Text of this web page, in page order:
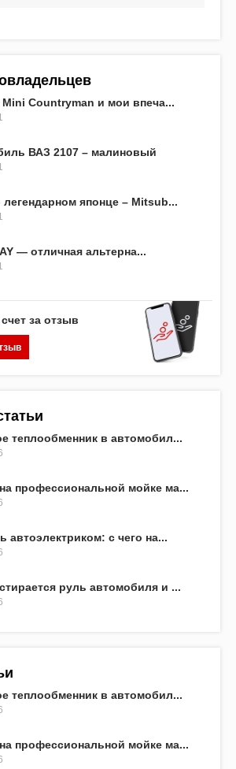
Mini Countryman и мои впеча...
ВАЗ 2107 – малиновый
японце – Mitsub...
— отличная альтерна...
за отзыв
теплообменник в автомобил...
профессиональной мойке ма...
автоэлектриком: с чего на...
руль автомобиля и ...
теплообменник в автомобил...
профессиональной мойке ма...